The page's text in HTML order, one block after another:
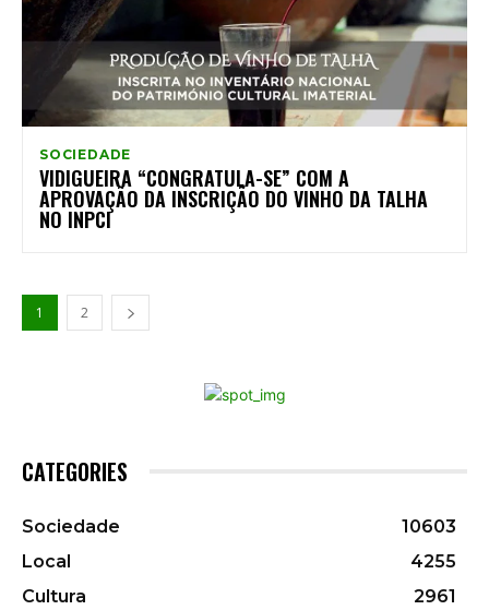
SOCIEDADE
VIDIGUEIRA “CONGRATULA-SE” COM A
APROVAÇÃO DA INSCRIÇÃO DO VINHO DA TALHA
NO INPCI
1 2
CATEGORIES
Sociedade
10603
Local
4255
Cultura
2961